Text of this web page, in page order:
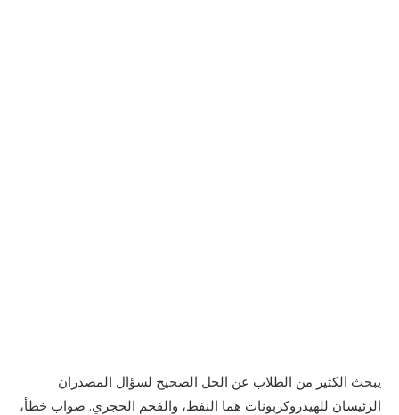
يبحث الكثير من الطلاب عن الحل الصحيح لسؤال المصدران
الرئيسان للهيدروكربونات هما النفط، والفحم الحجري. صواب خطأ،